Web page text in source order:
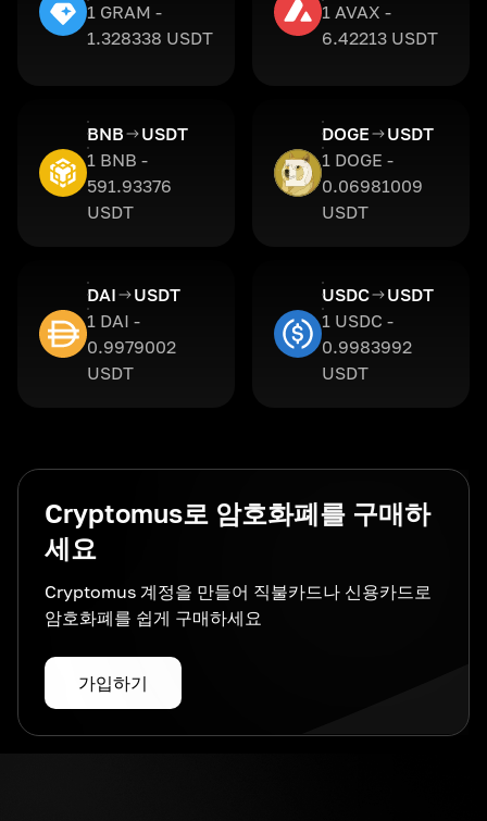
1 GRAM -
1.328338 USDT
1 AVAX -
6.42213 USDT
BNB
USDT
1 BNB -
591.93376
USDT
DOGE
USDT
1 DOGE -
0.06981009
USDT
DAI
USDT
1 DAI -
0.9979002
USDT
USDC
USDT
1 USDC -
0.9983992
USDT
Cryptomus로 암호화폐를 구매하
세요
Cryptomus 계정을 만들어 직불카드나 신용카드로
암호화폐를 쉽게 구매하세요
가입하기